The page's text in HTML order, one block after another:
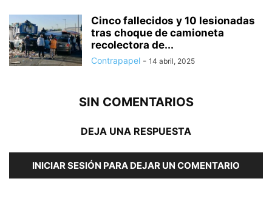
Cinco fallecidos y 10 lesionadas
tras choque de camioneta
recolectora de...
Contrapapel - 14 abril, 2025
SIN COMENTARIOS
DEJA UNA RESPUESTA
INICIAR SESIÓN PARA DEJAR UN COMENTARIO